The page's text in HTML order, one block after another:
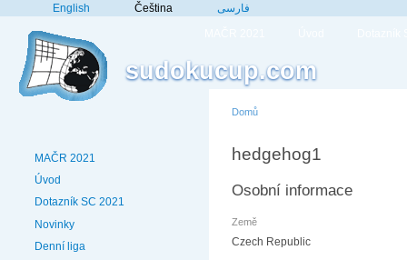
English Čeština فارسی
sudokucup.com
MAČR 2021
Úvod
Dotazník SC 2021
Novinky
Denní liga
Domů
hedgehog1
Osobní informace
Země
Czech Republic